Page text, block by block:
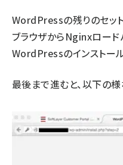
WordPressの残りのセッ
ブラウザからNginxロー
WordPressのインストー
最後まで進むと、以下の